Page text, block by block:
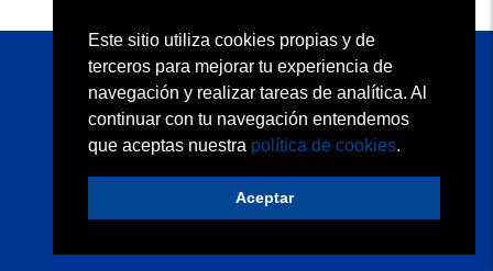
Este sitio utiliza cookies propias y de
terceros para mejorar tu experiencia de
navegación y realizar tareas de analítica. Al
continuar con tu navegación entendemos
que aceptas nuestra política de cookies.
Aceptar
KAPELUSZ EDITORA S.A.
Atención al Docente: (54 11) 2152 5113
Atención a Librerías: (54 11) 2152 5110